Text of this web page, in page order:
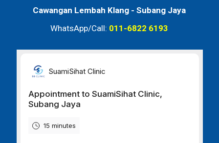
Cawangan Lembah Klang -Subang Jaya
WhatsApp/Call: 011-6822 6193